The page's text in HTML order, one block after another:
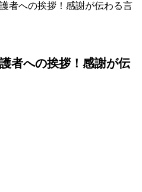
者への挨拶！感謝が伝わる言
者への挨拶！感謝が伝